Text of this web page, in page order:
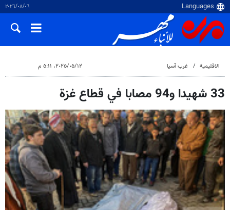
٠٦‏/٠٨‏/٢٠٢٦
الاقلیمیة غرب آسیا ١٢‏/٠٥‏/٢٠٢٥، ٥:١١ م
33 شهيدا و94 مصابا في قطاع غزة